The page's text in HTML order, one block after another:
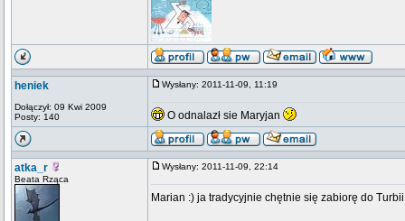
heniek
Dołączył: 09 Kwi 2009
Posty: 140
Wysłany: 2011-11-09, 11:19
O odnalazł sie Maryjan
atka_r
Beata Rząca
Wysłany: 2011-11-09, 22:14
Marian :) ja tradycyjnie chętnie się zabiorę do